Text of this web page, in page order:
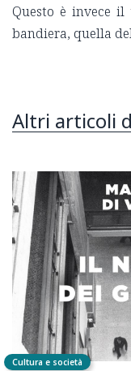
Questo è invece
bandiera, quella
Altri articoli
Cultura e società